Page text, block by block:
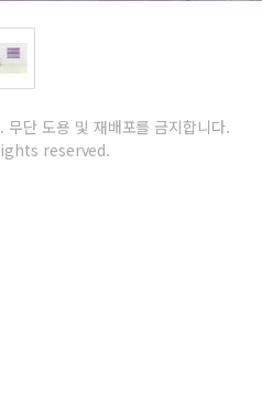
무단 도용 및 재배포를 금지합니다.
reserved.